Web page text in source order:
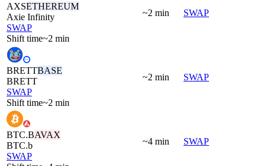
AXSETHEREUM
Axie Infinity
SWAP
Shift time~2 min
~2 min SWAP
BRETTBASE
BRETT
SWAP
Shift time~2 min
~2 min SWAP
BTC.BAVAX
BTC.b
SWAP
~4 min SWAP